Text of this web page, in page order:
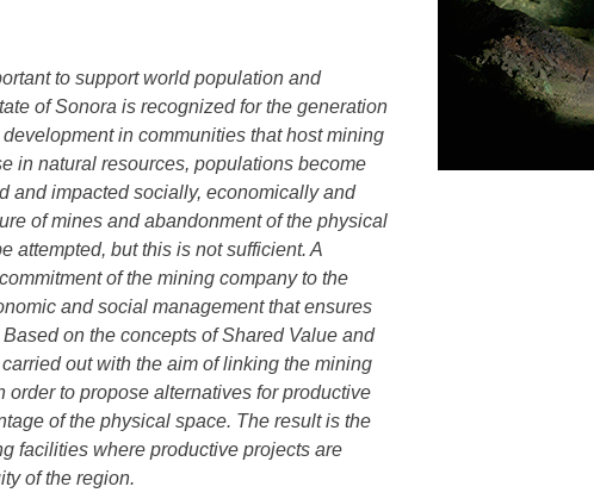
to support world population and
of Sonora is recognized for the generation
in communities that host mining
in natural resources, populations become
and impacted socially, economically and
of mines and abandonment of the physical
attempted, but this is not sufficient. A
of the mining company to the
and social management that ensures
on the concepts of Shared Value and
out with the aim of linking the mining
to propose alternatives for productive
of the physical space. The result is the
facilities where productive projects are
of the region.